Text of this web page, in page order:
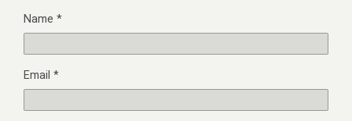
Name *
Email *